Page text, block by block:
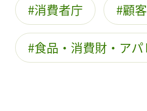
消費者庁 顧
食品・消費財・アパ